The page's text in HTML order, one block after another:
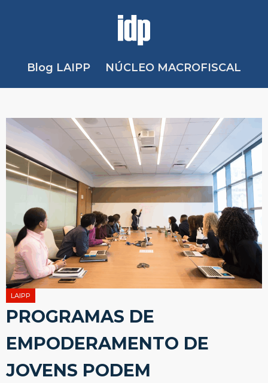
Blog LAIPP NÚCLEO MACROFISCAL
LAIPP
PROGRAMAS DE
EMPODERAMENTO DE
JOVENS PODEM